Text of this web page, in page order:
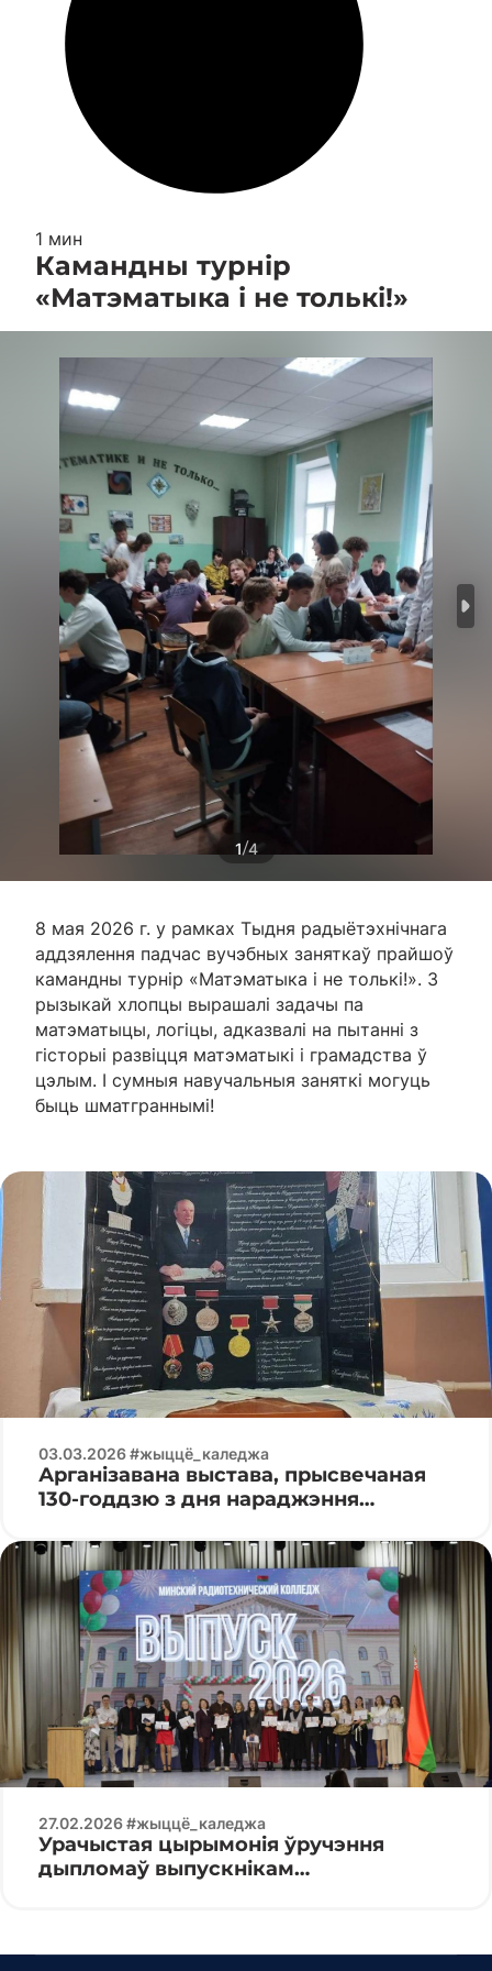
1 мин
Камандны турнір
«Матэматыка і не толькі!»
1/4
8 мая 2026 г. у рамках Тыдня радыётэхнічнага
аддзялення падчас вучэбных заняткаў прайшоў
камандны турнір «Матэматыка і не толькі!». З
рызыкай хлопцы вырашалі задачы па
матэматыцы, логіцы, адказвалі на пытанні з
гісторыі развіцця матэматыкі і грамадства ў
цэлым. І сумныя навучальныя заняткі могуць
быць шматграннымі!
03.03.2026 #жыццё_каледжа
Арганізавана выстава, прысвечаная
130-годдзю з дня нараджэння
27.02.2026 #жыццё_каледжа
Урачыстая цырымонія ўручэння
дыпломаў выпускнікам